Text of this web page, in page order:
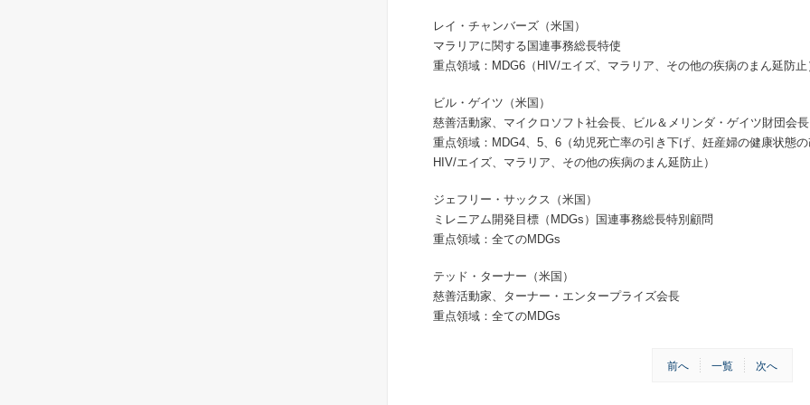
レイ・チャンバーズ（米国）
マラリアに関する国連事務総長特使
重点領域：MDG6（HIV/エイズ、マラリア、その他の疾病のまん延防止
ビル・ゲイツ（米国）
慈善活動家、マイクロソフト社会長、ビル＆メリンダ・ゲイツ財団会長
重点領域：MDG4、5、6（幼児死亡率の引き下げ、妊産婦の健康状態の
HIV/エイズ、マラリア、その他の疾病のまん延防止）
ジェフリー・サックス（米国）
ミレニアム開発目標（MDGs）国連事務総長特別顧問
重点領域：全てのMDGs
テッド・ターナー（米国）
慈善活動家、ターナー・エンタープライズ会長
重点領域：全てのMDGs
前へ 一覧 次へ